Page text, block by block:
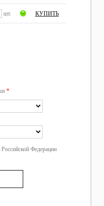
шт. КУПИТЬ
*
Федерации